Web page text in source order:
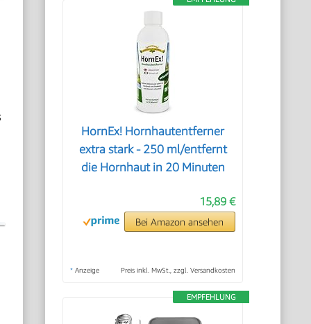
HornEx! Hornhautentferner
extra stark - 250 ml/entfernt
die Hornhaut in 20 Minuten
15,89 €
Bei Amazon ansehen
* Anzeige Preis inkl. MwSt., zzgl. Versandkosten
EMPFEHLUNG